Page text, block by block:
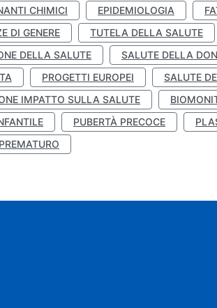
CHIMICI EPIDEMIOLOGIA
DI GENERE
TUTELA DELLA SALUTE
DELLA SALUTE
SALUTE DELLA
PROGETTI EUROPEI SALUTE
IMPATTO SULLA SALUTE
PUBERTÀ PRECOCE